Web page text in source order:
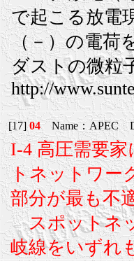
で起こる放電
（－）の電荷
ダストの微粒
http://
[17]04Name：APEC
I-4 高圧需要
トネットワー
部分が最も不
スポットネッ
岐線をいずれ